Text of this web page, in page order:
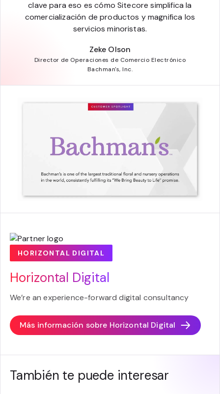
clave para eso es cómo Sitecore simplifica la
comercialización de productos y magnifica los
servicios minoristas.
Zeke Olson
Director de Operaciones de Comercio Electrónico
Bachman's, Inc.
HORIZONTAL DIGITAL
Horizontal Digital
We’re an experience-forward digital consultancy
Más información sobre Horizontal Digital
También te puede interesar